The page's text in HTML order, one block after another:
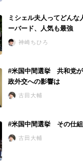
ミシェル夫人ってどん
ーバード、人気も最強
神崎ちひろ
#米国中間選挙 共和党
政外交への影響は
古田大輔
#米国中間選挙 その仕
古田大輔